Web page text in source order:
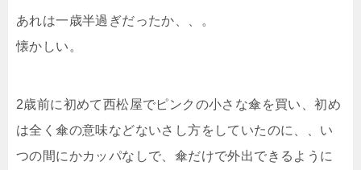
あれは一歳半過ぎだったか、、。
懐かしい。
2歳前に初めて西松屋でピンクの小さな傘を買い、初め
は全く傘の意味などないさし方をしていたのに、、い
つの間にかカッパなしで、傘だけで外出できるように